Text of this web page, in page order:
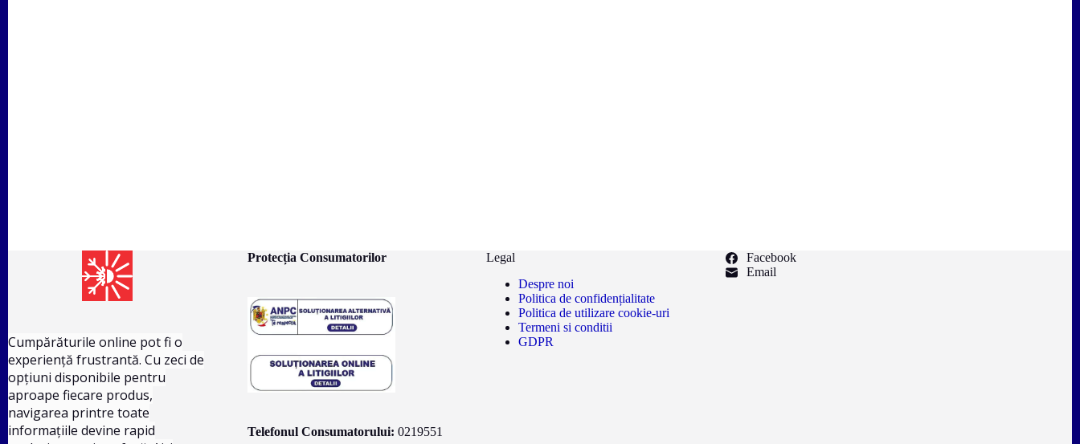
Cumpărăturile online pot fi o
experiență frustrantă. Cu zeci de
opțiuni disponibile pentru
aproape fiecare produs,
navigarea printre toate
informațiile devine rapid
Protecția Consumatorilor
Telefonul Consumatorului: 0219551
Legal
Despre noi
Politica de confidențialitate
Politica de utilizare cookie-uri
Termeni si conditii
GDPR
Facebook
Email